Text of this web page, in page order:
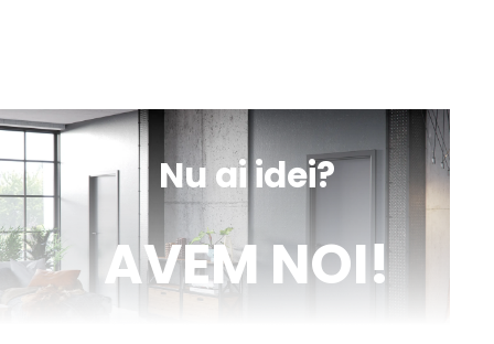
Nu ai idei?
AVEM NOI!